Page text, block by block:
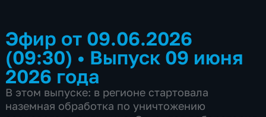
Эфир от 09.06.2026
(09:30) • Выпуск 09 июня
2026 года
В этом выпуске: в регионе стартовала
наземная обработка по уничтожению